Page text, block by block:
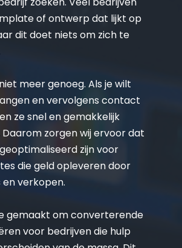
of ontwerp dat lijkt op
dit doet niets om zich te
meer genoeg. Als je wilt
en vervolgens contact
ze snel en gemakkelijk
zorgen wij ervoor dat
zijn voor
die geld opleveren door
verkopen.
gemaakt om converterende
voor bedrijven die hulp